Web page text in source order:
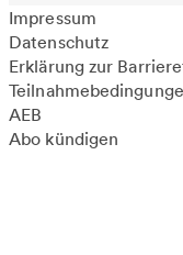
Impressum
Datenschutz
Erklärung zur
AEB
Abo kündigen